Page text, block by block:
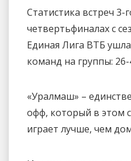
Статистика встреч 3-
четвертьфиналах с
Единая Лига ВТБ
команд на группы: 26-
«Уралмаш» –
офф, который в этом
играет лучше, чем